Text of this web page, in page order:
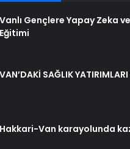
Vanlı Gençlere Yapay Zeka
Eğitimi
VAN’DAKİ SAĞLIK YATIRIMLARI
Hakkari-Van karayolunda